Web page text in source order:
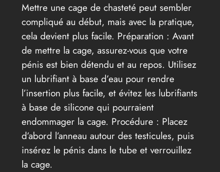
Mettre une cage de chasteté peut sembler
compliqué au début, mais avec la pratique,
cela devient plus facile. Préparation : Avant
de mettre la cage, assurez-vous que votre
pénis est bien détendu et au repos. Utilisez
un lubrifiant à base d’eau pour rendre
l’insertion plus facile, et évitez les lubrifiants
à base de silicone qui pourraient
endommager la cage. Procédure : Placez
d’abord l’anneau autour des testicules, puis
insérez le pénis dans le tube et verrouillez
la cage.